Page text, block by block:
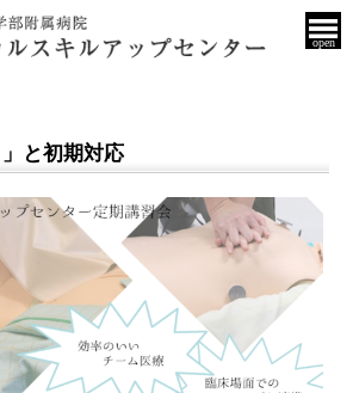
open
」と初期対応